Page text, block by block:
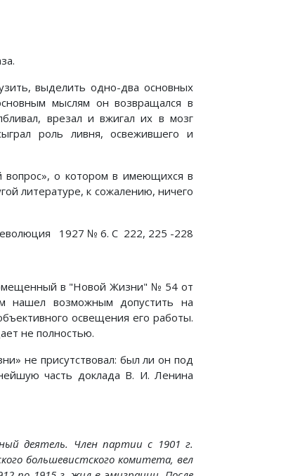
выделить одно-два основных
мыслям он возвращался в
врезал и вжигал их в мозг
роль ливня, освежившего и
о котором в имеющихся в
литературе, к сожалению, ничего
1927 № 6. С 222, 225 -228
в "Новой Жизни" № 54 от
нашел возможным допустить на
освещения его работы.
не полностью.
не присутствовал: был ли он под
часть доклада В. И. Ленина
деятель. Член партии с 1901 г.
большевистского комитета, вел